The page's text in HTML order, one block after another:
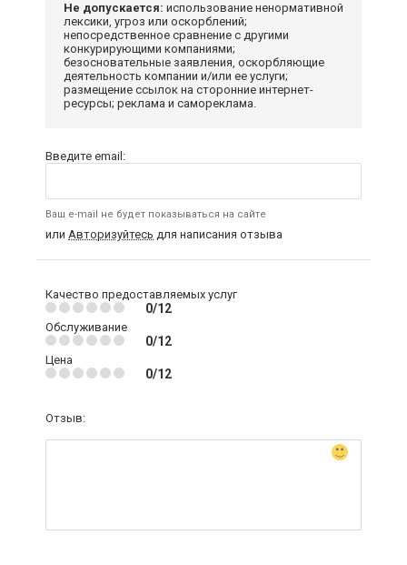
Не допускается: использование ненормативной
лексики, угроз или оскорблений;
непосредственное сравнение с другими
конкурирующими компаниями;
безосновательные заявления, оскорбляющие
деятельность компании и/или ее услуги;
размещение ссылок на сторонние интернет-
ресурсы; реклама и самореклама.
Введите email:
Ваш e-mail не будет показываться на сайте
или Авторизуйтесь для написания отзыва
Качество предоставляемых услуг
0/12
Обслуживание
0/12
Цена
0/12
Отзыв: